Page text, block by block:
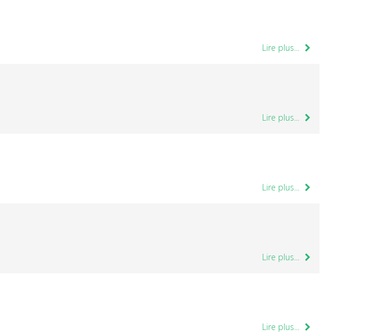
Lire plus...
Lire plus...
Lire plus...
Lire plus...
Lire plus...